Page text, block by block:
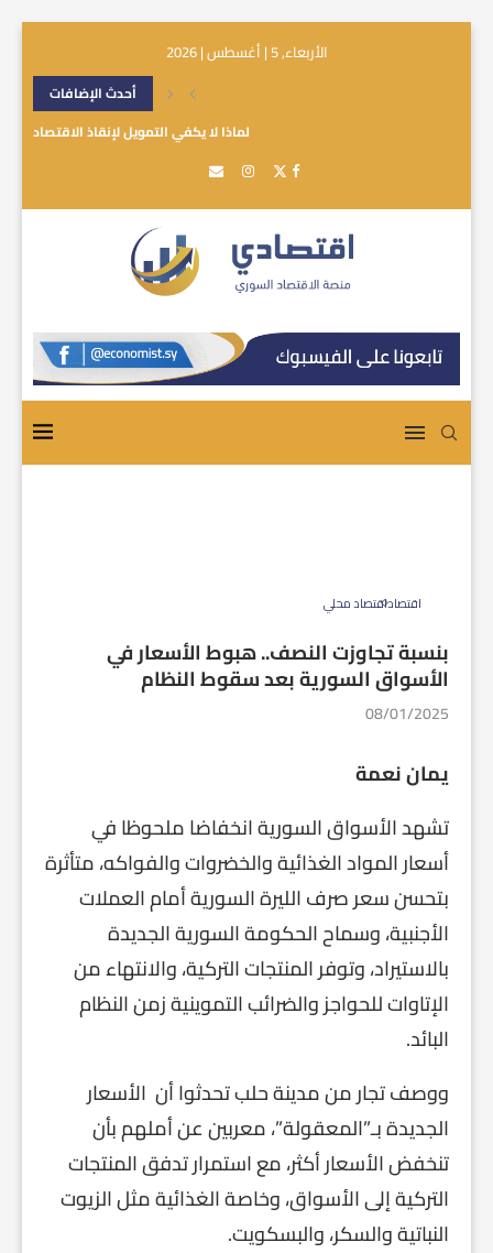
الأربعاء, 5 | أغسطس | 2026
أحدث الإضافات
لماذا لا يكفي التمويل لإنقاذ الاقتصاد
اقتصاداقتصاد محلي
بنسبة تجاوزت النصف.. هبوط الأسعار في
الأسواق السورية بعد سقوط النظام
08/01/2025
يمان نعمة
تشهد الأسواق السورية انخفاضا ملحوظا في
أسعار المواد الغذائية والخضروات والفواكه، متأثرة
بتحسن سعر صرف الليرة السورية أمام العملات
الأجنبية، وسماح الحكومة السورية الجديدة
بالاستيراد، وتوفر المنتجات التركية، والانتهاء من
الإتاوات للحواجز والضرائب التموينية زمن النظام
البائد.
ووصف تجار من مدينة حلب تحدثوا أن الأسعار
الجديدة بـ”المعقولة”، معربين عن أملهم بأن
تنخفض الأسعار أكثر، مع استمرار تدفق المنتجات
التركية إلى الأسواق، وخاصة الغذائية مثل الزيوت
النباتية والسكر، والبسكويت.